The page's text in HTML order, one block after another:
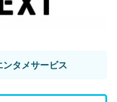
タメサービス